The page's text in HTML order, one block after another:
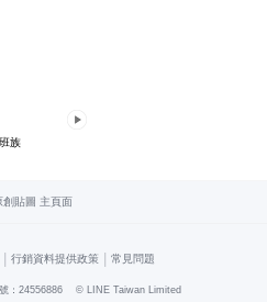
族
創貼圖 主頁面
| 行銷資料提供政策 | 常見問題
：24556886 © LINE Taiwan Limited